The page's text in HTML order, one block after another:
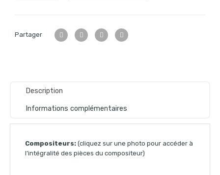
Partager
Description
Informations complémentaires
Compositeurs: (cliquez sur une photo pour accéder à
l’intégralité des pièces du compositeur)